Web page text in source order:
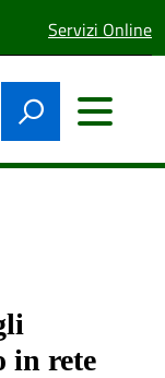
lingua
attiva:
Servizi Online
in rete